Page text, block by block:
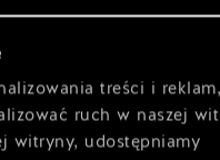
treści i
ruch w naszej
witryny, udostępniamy